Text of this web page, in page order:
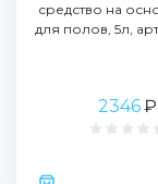
средство на
для полов, 5л,
2346₽